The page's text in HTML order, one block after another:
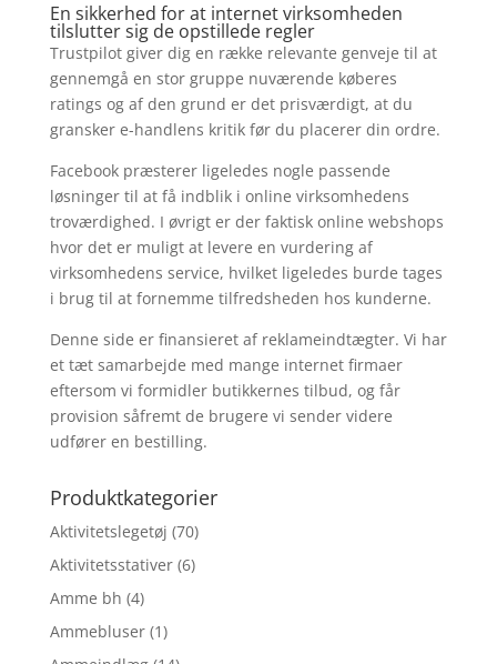
En sikkerhed for at internet virksomheden
tilslutter sig de opstillede regler
Trustpilot giver dig en række relevante genveje til at
gennemgå en stor gruppe nuværende køberes
ratings og af den grund er det prisværdigt, at du
gransker e-handlens kritik før du placerer din ordre.
Facebook præsterer ligeledes nogle passende
løsninger til at få indblik i online virksomhedens
troværdighed. I øvrigt er der faktisk online webshops
hvor det er muligt at levere en vurdering af
virksomhedens service, hvilket ligeledes burde tages
i brug til at fornemme tilfredsheden hos kunderne.
Denne side er finansieret af reklameindtægter. Vi har
et tæt samarbejde med mange internet firmaer
eftersom vi formidler butikkernes tilbud, og får
provision såfremt de brugere vi sender videre
udfører en bestilling.
Produktkategorier
Aktivitetslegetøj (70)
Aktivitetsstativer (6)
Amme bh (4)
Ammebluser (1)